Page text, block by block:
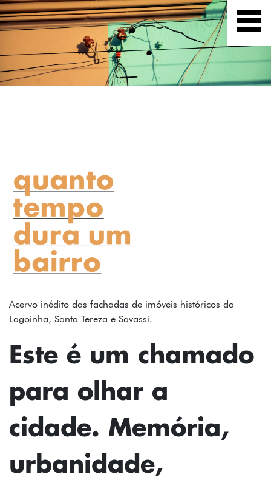
FOTOS
TEXTOS
MAPA
SOBRE
INSTAGRAM
CONTATO
FICHA
Acervo inédito das fachadas de imóveis históricos da
Lagoinha, Santa Tereza e Savassi.
Este é um chamado
para olhar a
cidade. Memória,
urbanidade,